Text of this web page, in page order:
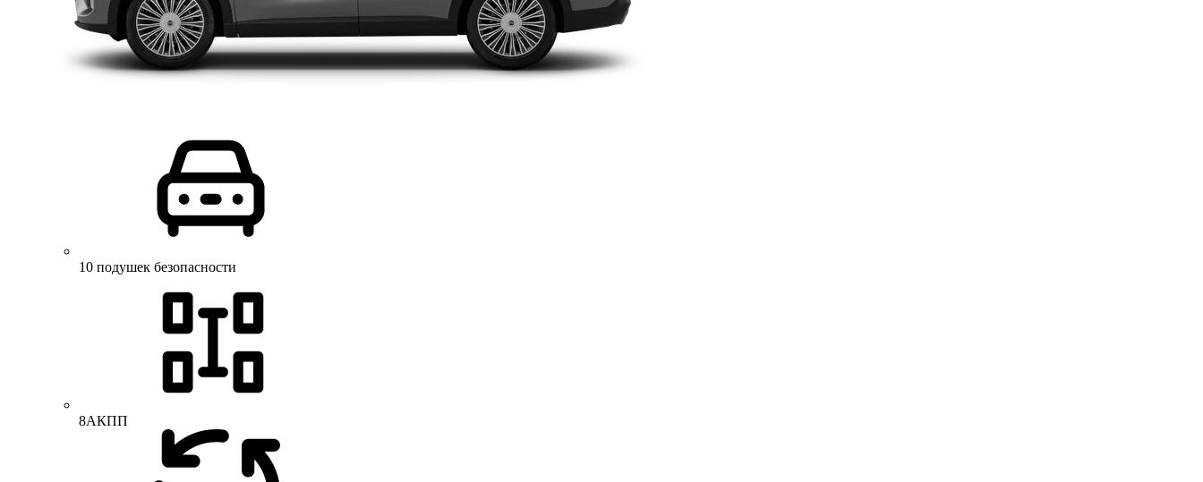
10 подушек безопасности
8АКПП